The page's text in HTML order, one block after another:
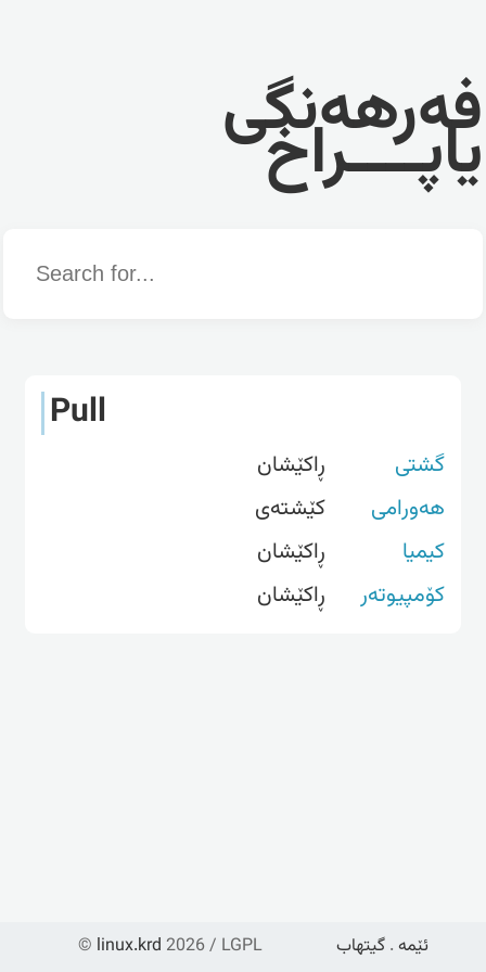
فەرهەنگی
یاپــــراخ
Word
Pull
گشتی
ڕاکێشان
هەورامی
کێشتەی
کیمیا
ڕاکێشان
کۆمپیوتەر
ڕاکێشان
© linux.krd 2026 / LGPL ئێمە . گیتهاب